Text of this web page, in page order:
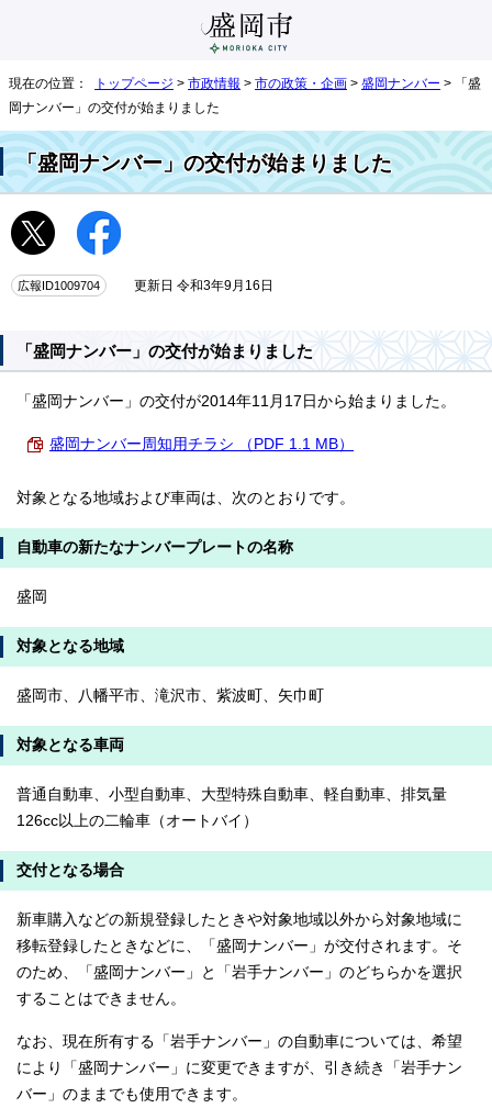
現在の位置： トップページ > 市政情報 > 市の政策・企画 > 盛岡ナンバー > 「盛
岡ナンバー」の交付が始まりました
「盛岡ナンバー」の交付が始まりました
広報ID1009704 更新日 令和3年9月16日
「盛岡ナンバー」の交付が始まりました
「盛岡ナンバー」の交付が2014年11月17日から始まりました。
盛岡ナンバー周知用チラシ （PDF 1.1 MB）
対象となる地域および車両は、次のとおりです。
自動車の新たなナンバープレートの名称
盛岡
対象となる地域
盛岡市、八幡平市、滝沢市、紫波町、矢巾町
対象となる車両
普通自動車、小型自動車、大型特殊自動車、軽自動車、排気量
126cc以上の二輪車（オートバイ）
交付となる場合
新車購入などの新規登録したときや対象地域以外から対象地域に
移転登録したときなどに、「盛岡ナンバー」が交付されます。そ
のため、「盛岡ナンバー」と「岩手ナンバー」のどちらかを選択
することはできません。
なお、現在所有する「岩手ナンバー」の自動車については、希望
により「盛岡ナンバー」に変更できますが、引き続き「岩手ナン
バー」のままでも使用できます。